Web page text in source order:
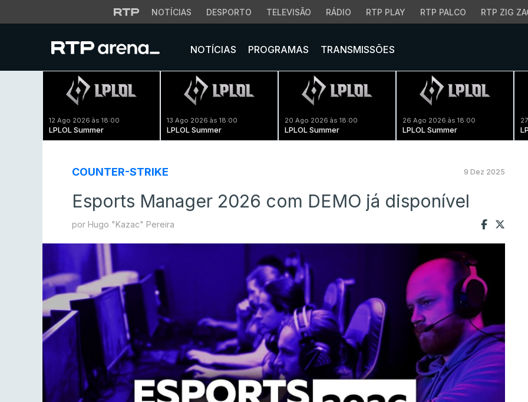
NOTÍCIAS DESPORTO TELEVISÃO RÁDIO RTP PLAY RTP PALCO RTP ZIG
NOTÍCIAS PROGRAMAS TRANSMISSÕES
12 Ago 2026 às 18:00
LPLOL Summer
13 Ago 2026 às 18:00
LPLOL Summer
20 Ago 2026 às 18:00
LPLOL Summer
26 Ago 2026 às 18:00
LPLOL Summer
COUNTER-STRIKE 9 Dez 2025
Esports Manager 2026 com DEMO já disponível
por Hugo "Kazac" Pereira